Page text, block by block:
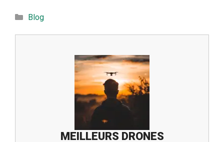
Catégories
Blog
MEILLEURS DRONES